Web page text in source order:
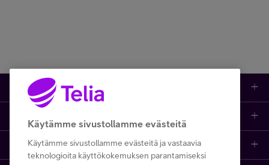
Tuotteet
IT-palvelut
Etusivu
Opi ja inspiroidu
Käytämme sivustollamme evästeitä
Käytämme sivustollamme evästeitä ja vastaavia
teknologioita käyttökokemuksen parantamiseksi